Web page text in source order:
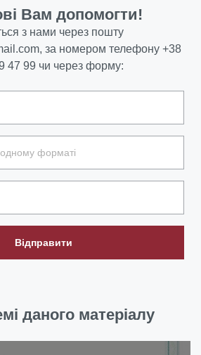
Вам допомогти!
з нами через пошту
, за номером телефону +38
47 99 чи через форму:
Відправити
даного матеріалу